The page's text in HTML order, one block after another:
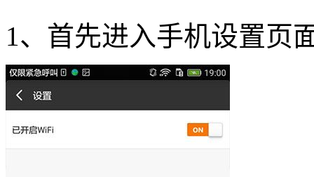
1、首先进入手机设置页